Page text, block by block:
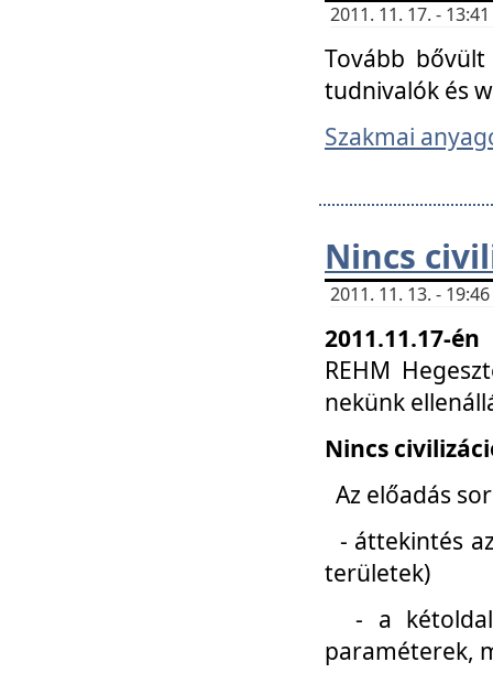
2011. 11. 17. -
Tovább bővült
tudnivalók és
Szakmai
Nincs
2011. 11. 13. -
2011.11.17-
REHM
nekünk
Nincs
Az előadás
- áttekintés
területek)
- a kétoldali
paraméterek,